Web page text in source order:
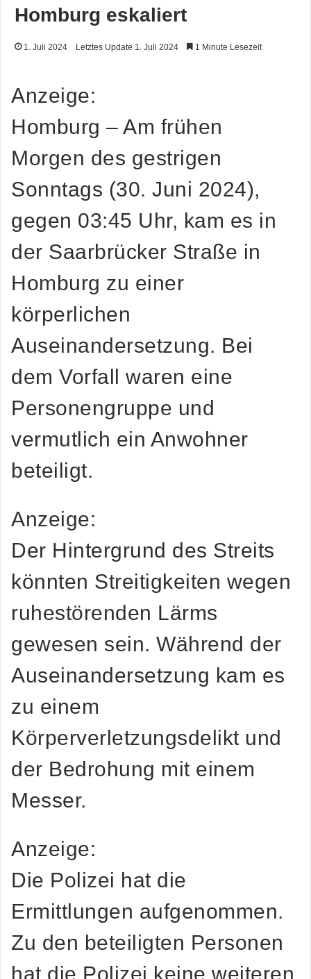
Homburg eskaliert
1. Juli 2024 Letztes Update 1. Juli 2024 1 Minute Lesezeit
Anzeige:
Homburg – Am frühen
Morgen des gestrigen
Sonntags (30. Juni 2024),
gegen 03:45 Uhr, kam es in
der Saarbrücker Straße in
Homburg zu einer
körperlichen
Auseinandersetzung. Bei
dem Vorfall waren eine
Personengruppe und
vermutlich ein Anwohner
beteiligt.
Anzeige:
Der Hintergrund des Streits
könnten Streitigkeiten wegen
ruhestörenden Lärms
gewesen sein. Während der
Auseinandersetzung kam es
zu einem
Körperverletzungsdelikt und
der Bedrohung mit einem
Messer.
Anzeige:
Die Polizei hat die
Ermittlungen aufgenommen.
Zu den beteiligten Personen
hat die Polizei keine weiteren